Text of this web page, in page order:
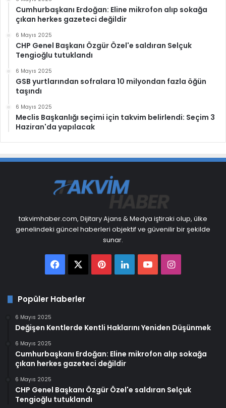
Cumhurbaşkanı Erdoğan: Eline mikrofon alıp sokağa
çıkan herkes gazeteci değildir
6 Mayıs 2025
CHP Genel Başkanı Özgür Özel'e saldıran Selçuk
Tengioğlu tutuklandı
6 Mayıs 2025
GSB yurtlarından sofralara 10 milyondan fazla öğün
taşındı
6 Mayıs 2025
Meclis Başkanlığı seçimi için takvim belirlendi: Seçim 3
Haziran'da yapılacak
takvimhaber.com, Dijitary Ajans & Medya iştiraki olup, ülke
genelindeki güncel haberleri objektif ve güvenilir bir şekilde
sunar.
FacebookPinterest
LinkedInYouTubeInstagram
Popüler Haberler
6 Mayıs 2025
Değişen Kentlerde Kentli Haklarını Yeniden Düşünmek
6 Mayıs 2025
Cumhurbaşkanı Erdoğan: Eline mikrofon alıp sokağa
çıkan herkes gazeteci değildir
6 Mayıs 2025
CHP Genel Başkanı Özgür Özel'e saldıran Selçuk
Tengioğlu tutuklandı